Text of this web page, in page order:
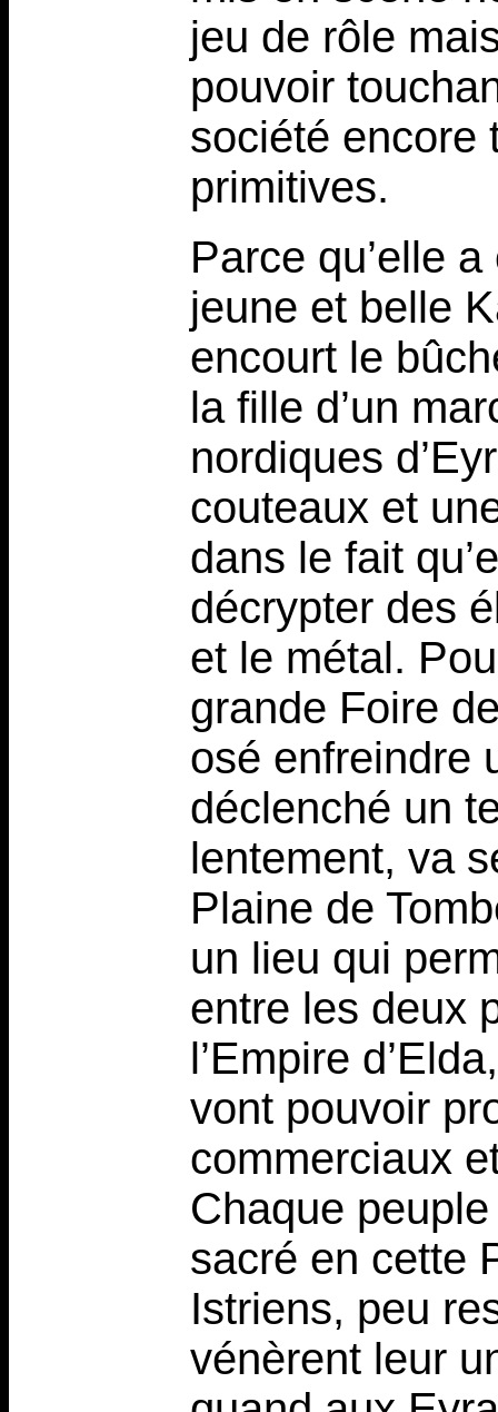
jeu de rôle
pouvoir
société encore
primitives.
Parce qu’elle
jeune et belle
encourt le
la fille d’un
nordiques
couteaux et
dans le fait
décrypter des
et le métal.
grande Foire
osé enfreindre
déclenché un
lentement, va
Plaine de
un lieu qui
entre les deux
l’Empire
vont pouvoir
commerciaux
Chaque
sacré en cette
Istriens, peu
vénèrent leur